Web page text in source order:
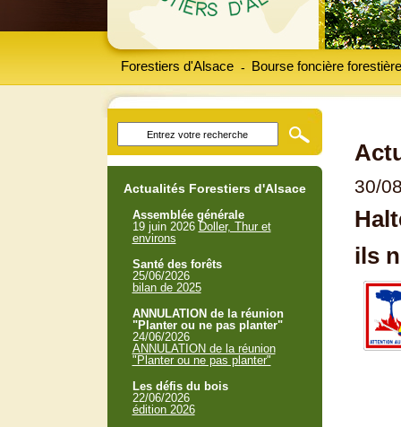
Forestiers d'Alsace Bourse foncière forestière
-
30/
ils
Actualités Forestiers d'Alsace
Assemblée générale
19 juin 2026 Doller, Thur et
environs
Santé des forêts
25/06/2026
bilan de 2025
ANNULATION de la réunion
"Planter ou ne pas planter"
24/06/2026
ANNULATION de la réunion
"Planter ou ne pas planter"
Les défis du bois
22/06/2026
édition 2026